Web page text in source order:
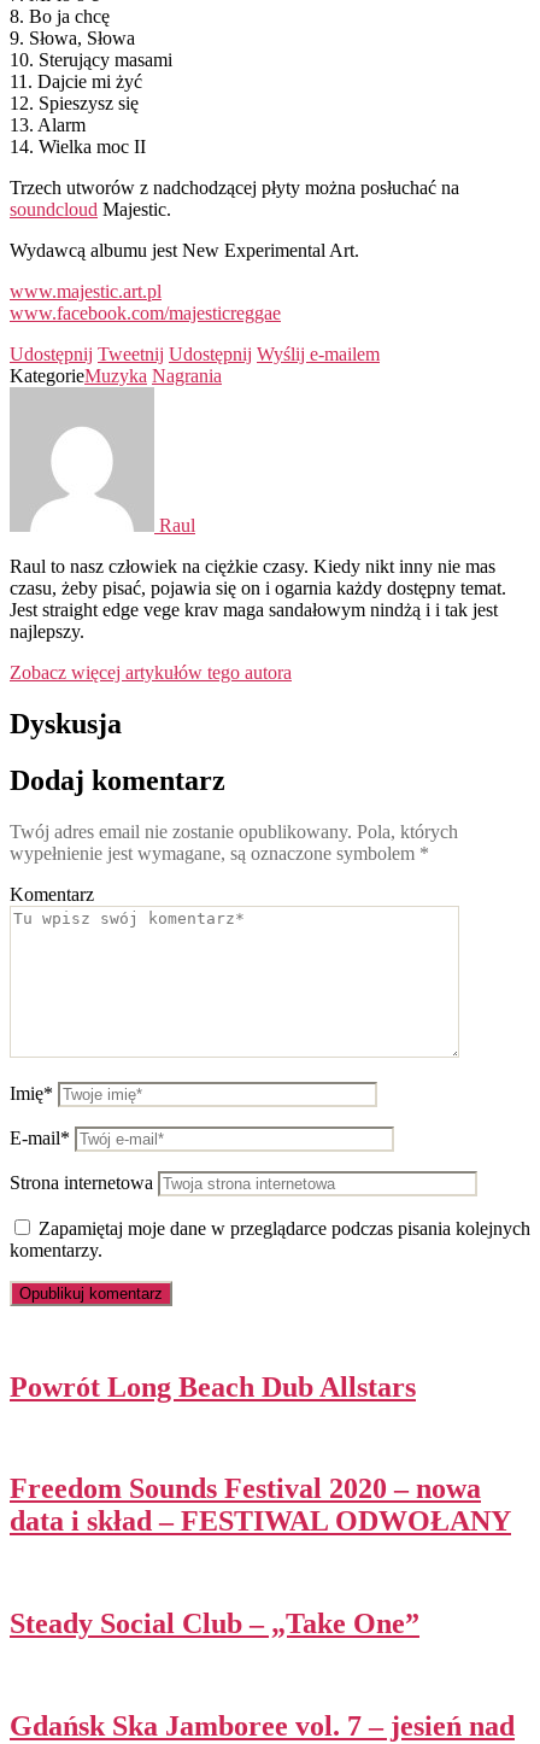
8. Bo ja chcę
9. Słowa, Słowa
10. Sterujący masami
11. Dajcie mi żyć
12. Spieszysz się
13. Alarm
14. Wielka moc II
Trzech utworów z nadchodzącej płyty można posłuchać na
soundcloud Majestic.
Wydawcą albumu jest New Experimental Art.
www.majestic.art.pl
www.facebook.com/majesticreggae
Udostępnij Tweetnij Udostępnij Wyślij e-mailem
KategorieMuzyka Nagrania
Raul
Raul to nasz człowiek na ciężkie czasy. Kiedy nikt inny nie mas
czasu, żeby pisać, pojawia się on i ogarnia każdy dostępny temat.
Jest straight edge vege krav maga sandałowym nindżą i i tak jest
najlepszy.
Zobacz więcej artykułów tego autora
Dyskusja
Dodaj komentarz
Twój adres email nie zostanie opublikowany. Pola, których
wypełnienie jest wymagane, są oznaczone symbolem *
Komentarz
Imię*
E-mail*
Strona internetowa
Zapamiętaj moje dane w przeglądarce podczas pisania kolejnych
komentarzy.
Powrót Long Beach Dub Allstars
Freedom Sounds Festival 2020 – nowa
data i skład – FESTIWAL ODWOŁANY
Steady Social Club – „Take One”
Gdańsk Ska Jamboree vol. 7 – jesień nad